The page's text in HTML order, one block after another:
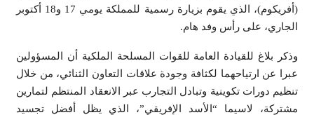
(أفريكوم)، الذي يقوم بزيارة رسمية للمملكة يومي 17 و18 أكتوبر
الجاري، على رأس وفد هام.
وذكر بلاغ للقيادة العامة للقوات المسلحة الملكية أن المسؤولين
عبرا عن ارتياحهما لكثافة وجودة علاقات التعاون الثنائي، من خلال
تنظيم دورات تكوينية وتبادل التجارب عبر الانعقاد المنتظم لتمارين
مشتركة، لاسيما “الأسد الإفريقي”، الذي يظل أفضل تجسيد